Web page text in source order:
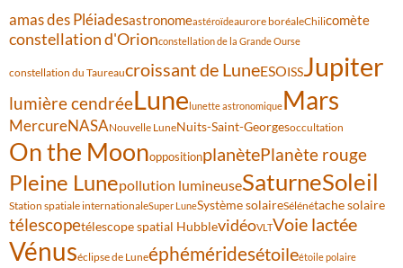
amas des Pléiadesastronomeastéroïdeaurore boréaleChilicomète
constellation d'Orionconstellation de la Grande Ourse
constellation du Taureaucroissant de LuneESOISSJupiter
lumière cendréeLune lunette astronomiqueMars
MercureNASANouvelle LuneNuits-Saint-Georgesoccultation
On the MoonoppositionplanètePlanète rouge
Pleine Lunepollution lumineuseSaturneSoleil
Station spatiale internationaleSuper LuneSystème solaireSélénétache solaire
télescopetélescope spatial HubblevidéoVLTVoie lactée
Vénuséclipse de Luneéphéméridesétoileétoile polaire